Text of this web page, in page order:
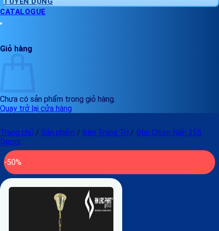
CATALOGUE
Giỏ hàng
Chưa có sản phẩm trong giỏ hàng.
Quay trở lại cửa hàng
Trang chủ / Sản phẩm / Đèn Trang Trí / Đèn Chùm Nến 355
Decor
-50%